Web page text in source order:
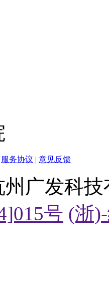
服务协议 | 意见反馈
州广发科
号 (浙